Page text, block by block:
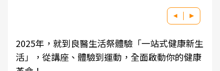
醫生活祭體驗「一站式健康新生
體驗到運動，全面啟動你的健康
良醫健康網從「
學觀點與日常感